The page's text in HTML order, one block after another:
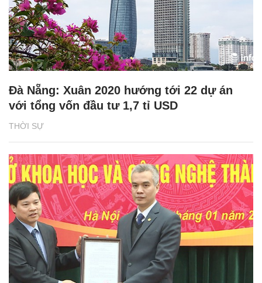
THỜI SỰ
Đà Nẵng: Xuân 2020 hướng tới 22 dự án
với tổng vốn đầu tư 1,7 tỉ USD